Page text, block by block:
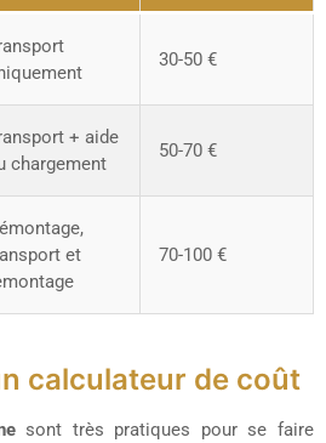
30-50 €
+ aide
chargement
50-70 €
et
70-100 €
calculateur de coût
sont très pratiques pour se faire